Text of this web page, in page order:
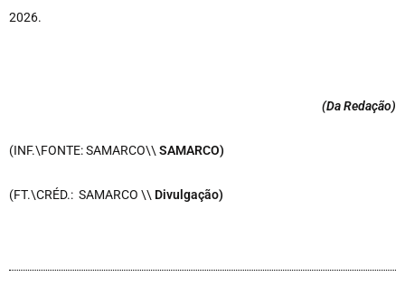
2026.
(Da Redação)
(INF.\FONTE: SAMARCO\\ SAMARCO)
(FT.\CRÉD.: SAMARCO \\ Divulgação)